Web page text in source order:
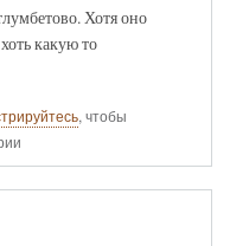
Хотя оно
какую то
, чтобы